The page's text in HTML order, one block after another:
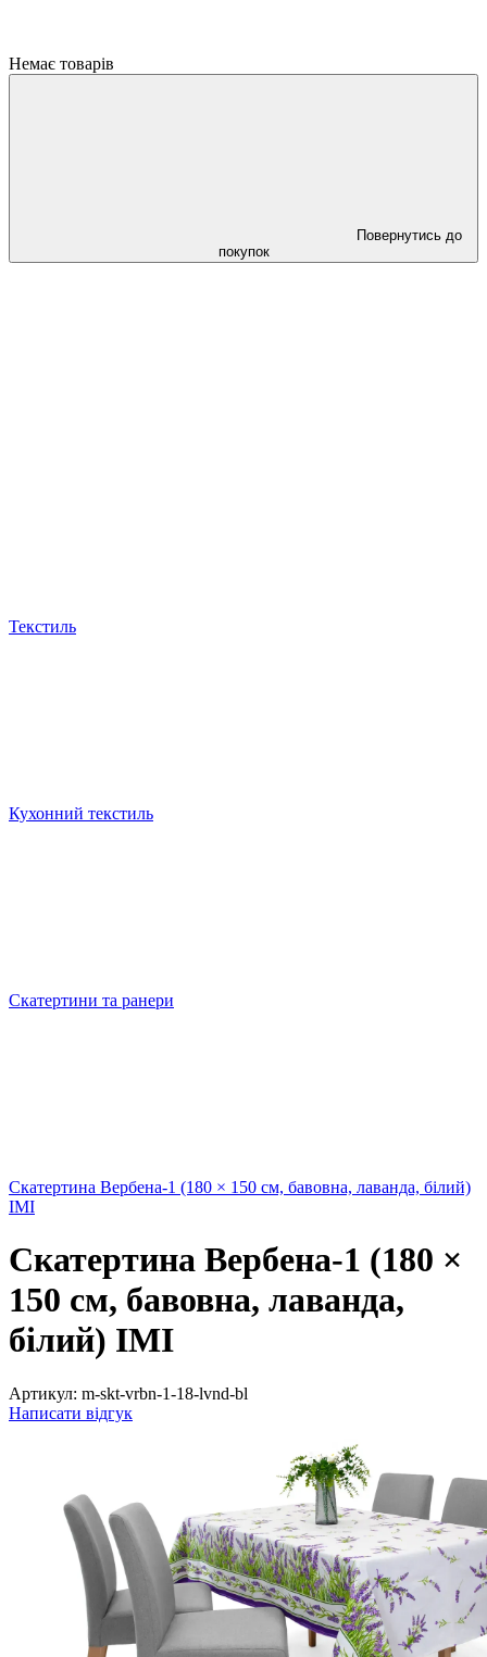
Немає товарів
Повернутись до
покупок
Текстиль
Кухонний текстиль
Скатертини та ранери
Скатертина Вербена-1 (180 × 150 см, бавовна, лаванда, білий)
IMI
Скатертина Вербена-1 (180 ×
150 см, бавовна, лаванда,
білий) IMI
Артикул: m-skt-vrbn-1-18-lvnd-bl
Написати відгук